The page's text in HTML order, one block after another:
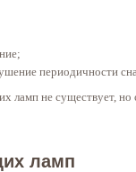
периодичности
ламп не
ламп